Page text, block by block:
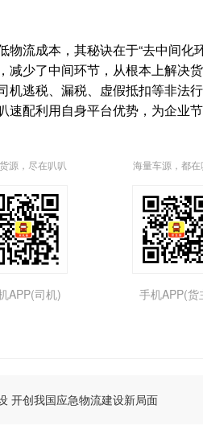
流成本，其秘诀在于“去中间化
减少了中间环节，从根本上解决
机逃税、漏税、虚假抵扣等非法
速配利用自身平台优势，为企业
源，尽在叭叭
APP(司机)
海量车源，都在
手机APP(货
开创我国应急物流建设新局面